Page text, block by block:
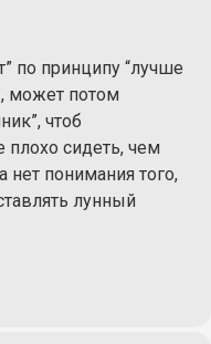
по принципу “лучше
может потом
чтоб
плохо сидеть, чем
нет понимания того,
лунный